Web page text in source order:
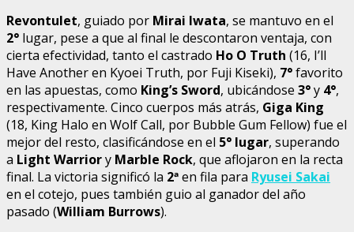
Revontulet, guiado por Mirai Iwata, se mantuvo en el
2° lugar, pese a que al final le descontaron ventaja, con
cierta efectividad, tanto el castrado Ho O Truth (16, I’ll
Have Another en Kyoei Truth, por Fuji Kiseki), 7°favorito
en las apuestas, como King’s Sword, ubicándose 3°y 4°,
respectivamente. Cinco cuerpos más atrás, Giga King
(18, King Halo en Wolf Call, por Bubble Gum Fellow) fue el
mejor del resto, clasificándose en el 5° lugar, superando
a Light Warriory Marble Rock, que aflojaron en la recta
final. La victoria significó la 2ªen fila para Ryusei Sakai
en el cotejo, pues también guio al ganador del año
pasado (William Burrows).